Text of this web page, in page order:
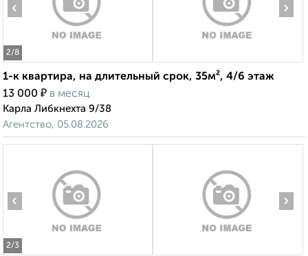
2/8
‹ ›
1-к квартира, на длительный срок, 35м², 4/6 этаж
13 000 ₽ в месяц
Карла Либкнехта 9/38
Агентство, 05.08.2026
2/3
‹ ›